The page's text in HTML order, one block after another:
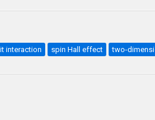
interaction spin Hall effect two-